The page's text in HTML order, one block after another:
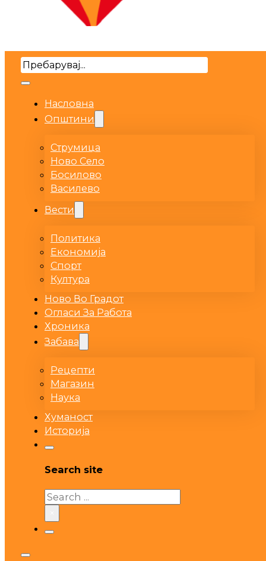
Search
Насловна
Општини
Струмица
Ново Село
Босилово
Василево
Вести
Политика
Економија
Спорт
Култура
Ново Во Градот
Огласи За Работа
Хроника
Забава
Рецепти
Магазин
Наука
Хуманост
Историја
Search site
Search